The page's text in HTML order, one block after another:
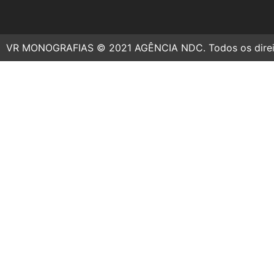
VR MONOGRAFIAS © 2021 AGÊNCIA NDC. Todos os